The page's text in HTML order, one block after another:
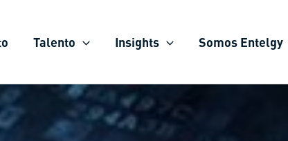
Talento Insights Somos Entelgy